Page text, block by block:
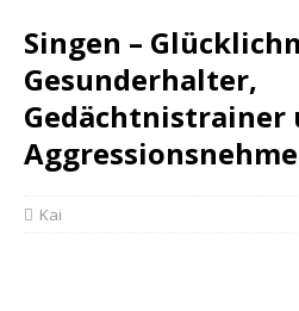
Singen –
Gesunderhalter,
Gedächtnistrainer
Kai